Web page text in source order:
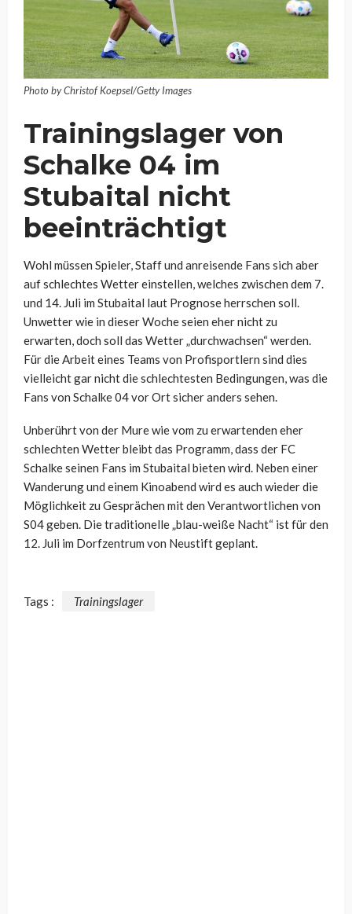
Photo by Christof Koepsel/Getty Images
Trainingslager von
Schalke 04 im
Stubaital nicht
beeinträchtigt
Wohl müssen Spieler, Staff und anreisende Fans sich aber
auf schlechtes Wetter einstellen, welches zwischen dem 7.
und 14. Juli im Stubaital laut Prognose herrschen soll.
Unwetter wie in dieser Woche seien eher nicht zu
erwarten, doch soll das Wetter „durchwachsen“ werden.
Für die Arbeit eines Teams von Profisportlern sind dies
vielleicht gar nicht die schlechtesten Bedingungen, was die
Fans von Schalke 04 vor Ort sicher anders sehen.
Unberührt von der Mure wie vom zu erwartenden eher
schlechten Wetter bleibt das Programm, dass der FC
Schalke seinen Fans im Stubaital bieten wird. Neben einer
Wanderung und einem Kinoabend wird es auch wieder die
Möglichkeit zu Gesprächen mit den Verantwortlichen von
S04 geben. Die traditionelle „blau-weiße Nacht“ ist für den
12. Juli im Dorfzentrum von Neustift geplant.
Tags : Trainingslager